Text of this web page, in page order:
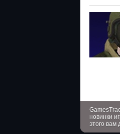
новинки
этого вам